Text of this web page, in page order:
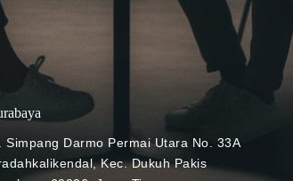
Education,
custom.
realtime dari
tanggal 2
Pada
mengena
Simpang Darmo Permai Utara No. 33A
Kec. Dukuh Pakis